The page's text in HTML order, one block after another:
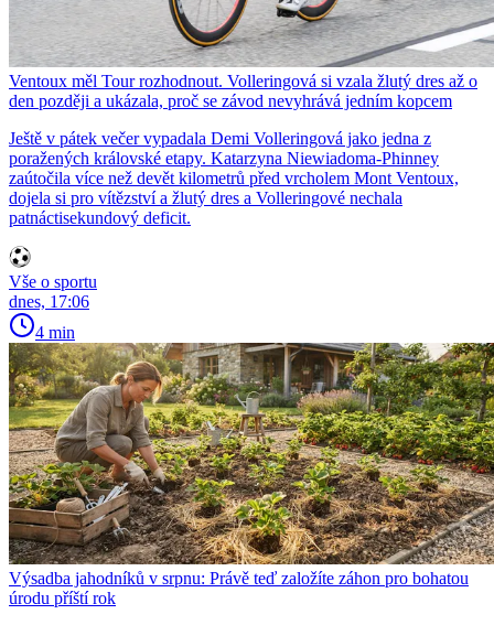
Ventoux měl Tour rozhodnout. Volleringová si vzala žlutý dres až o
den později a ukázala, proč se závod nevyhrává jedním kopcem
Ještě v pátek večer vypadala Demi Volleringová jako jedna z
poražených královské etapy. Katarzyna Niewiadoma-Phinney
zaútočila více než devět kilometrů před vrcholem Mont Ventoux,
dojela si pro vítězství a žlutý dres a Volleringové nechala
patnáctisekundový deficit.
Vše o sportu
dnes, 17:06
4 min
Výsadba jahodníků v srpnu: Právě teď založíte záhon pro bohatou
úrodu příští rok